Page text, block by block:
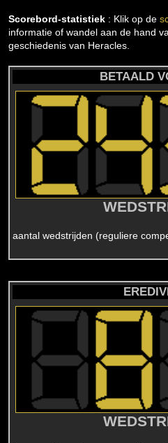
Scorebord-statistiek : Klik op de
informatie of wandel aan de hand
geschiedenis van Heracles.
BETAALD
aantal wedstrijden (reguliere